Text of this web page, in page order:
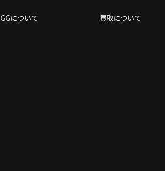
GGについて 買取について